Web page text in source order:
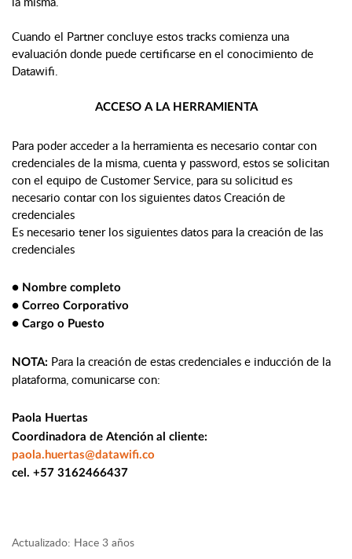
Cuando el Partner concluye estos tracks comienza una
evaluación donde puede certificarse en el conocimiento de
Datawifi.
ACCESO A LA HERRAMIENTA
Para poder acceder a la herramienta es necesario contar con
credenciales de la misma, cuenta y password, estos se solicitan
con el equipo de Customer Service, para su solicitud es
necesario contar con los siguientes datos Creación de
credenciales
Es necesario tener los siguientes datos para la creación de las
credenciales
● Nombre completo
● Correo Corporativo
● Cargo o Puesto
NOTA: Para la creación de estas credenciales e inducción de la
plataforma, comunicarse con:
Paola Huertas
paola.huertas@datawifi.co
cel. +57 3162466437
Actualizado: Hace 3 años